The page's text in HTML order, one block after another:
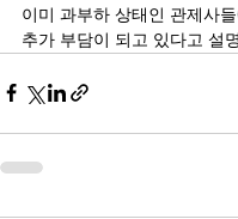
이미 과부하 상태인 관제사
추가 부담이 되고 있다고 설